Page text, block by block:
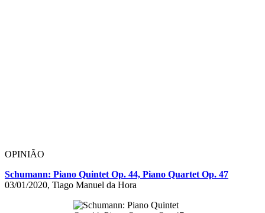
OPINIÃO
Schumann: Piano Quintet Op. 44, Piano Quartet Op. 47
03/01/2020, Tiago Manuel da Hora